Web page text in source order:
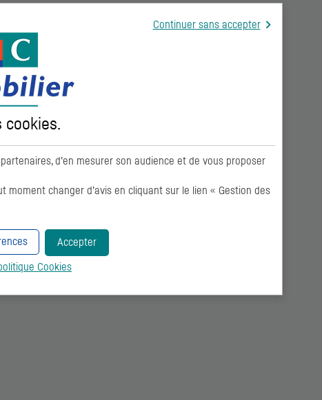
web suivantes:
Continuer sans accepter
cookies.
d’en mesurer son audience et de vous proposer
moment changer d’avis en cliquant sur le lien « Gestion des
Accepter
Cookies